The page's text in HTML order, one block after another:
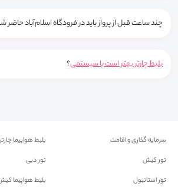
چند ساعت قبل از پرواز باید در فرودگاه اسلام‌آباد حاضر
بلیط چارتر بهتر است یا سیستمی؟
سرمایه گذاری و اقامت
بلیط هواپیما چارتر
تور کیش
تور دبی
تور استانبول
بلیط هواپیما